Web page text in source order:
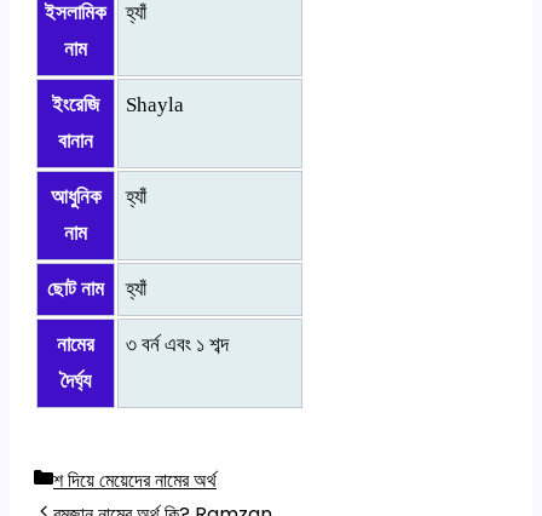
ইসলামিক
নাম
হ্যাঁ
ইংরেজি
বানান
Shayla
আধুনিক
নাম
হ্যাঁ
ছোট নাম হ্যাঁ
নামের
দৈর্ঘ্য
৩ বর্ন এবং ১ শব্দ
Categories
শ দিয়ে মেয়েদের নামের অর্থ